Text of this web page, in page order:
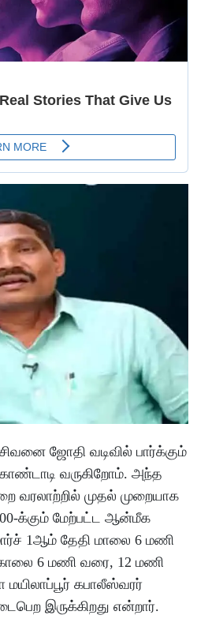
ஜோதி வடிவில் பார்க்கும்
வருகிறோம். அந்த
வரலாற்றில் முதல் முறையாக
க்கும் மேற்பட்ட ஆன்மீக
1ஆம் தேதி மாலை 6 மணி
6 மணி வரை, 12 மணி
மயிலாப்பூர் கபாலீஸ்வரர்
இருக்கிறது என்றார்.